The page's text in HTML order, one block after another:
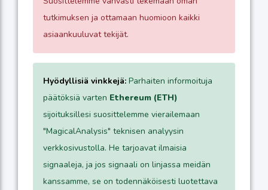
tutkimuksen ja ottamaan huomioon kaikki
asiaankuuluvat tekijät.
Hyödyllisiä vinkkejä: Parhaiten informoituja
päätöksiä varten Ethereum (ETH)
sijoituksillesi suosittelemme vierailemaan
"MagicalAnalysis" teknisen analyysin
verkkosivustolla. He tarjoavat ilmaisia
signaaleja, ja jos signaali on linjassa meidän
kanssamme, se on todennäköisesti luotettava